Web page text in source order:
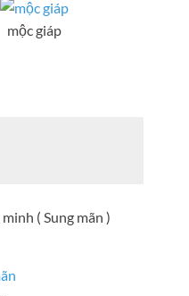
mộc giáp
( Sung mãn )